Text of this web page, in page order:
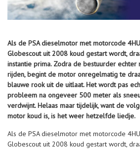
Als de PSA dieselmotor met motorcode
Globescout uit 2008 koud gestart wordt,
instantie prima. Zodra de bestuurder echter
rijden, begint de motor onregelmatig te
blauwe rook uit de uitlaat. Het wordt pas
probleem na ongeveer 500 meter als
verdwijnt. Helaas maar tijdelijk, want de
motor koud is, is het weer hetzelfde liedje.
Als de PSA dieselmotor met motorcode
Globescout uit 2008 koud gestart wordt,